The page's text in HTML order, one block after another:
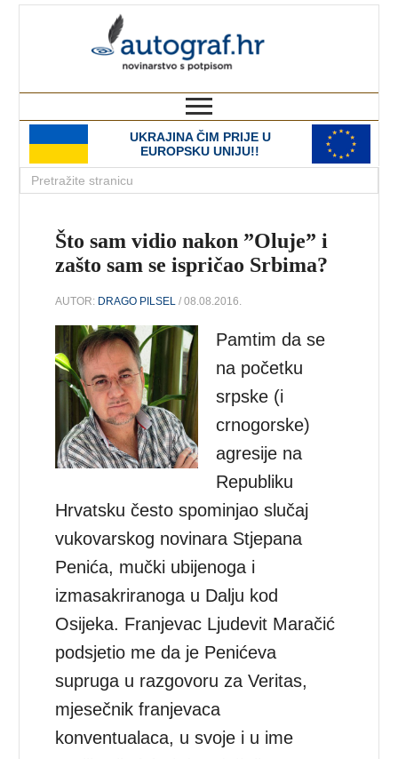
UKRAJINA ČIM PRIJE U
EUROPSKU UNIJU!!
Što sam vidio nakon ”Oluje” i
zašto sam se ispričao Srbima?
AUTOR: DRAGO PILSEL / 08.08.2016.
Pamtim da se
na početku
srpske (i
crnogorske)
agresije na
Republiku
Hrvatsku često spominjao slučaj
vukovarskog novinara Stjepana
Penića, mučki ubijenoga i
izmasakriranoga u Dalju kod
Osijeka. Franjevac Ljudevit Maračić
podsjetio me da je Penićeva
supruga u razgovoru za Veritas,
mjesečnik franjevaca
konventualaca, u svoje i u ime